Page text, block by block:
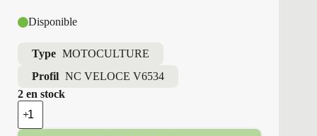
Disponible
Type MOTOCULTURE
Profil NC VELOCE V6534
2 en stock
quantité
de
Nordic